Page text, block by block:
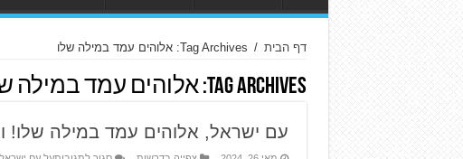
דף הבית / Tag Archives: אלוהים עמד במילה שלו
Tag Archives: אלוהים עמד במילה
עם ישראל, אלוהים עמד במילה שלו!